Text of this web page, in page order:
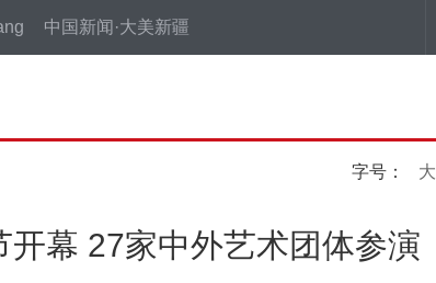
中国新闻·大美新疆
字号： 大
幕 27家中外艺术团体参演